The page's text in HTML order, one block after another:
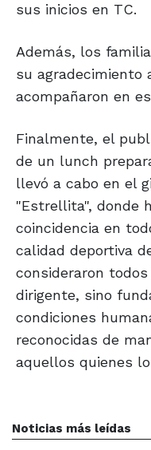
sus inicios en TC.
Además, los
su agradecimiento
acompañaron en
Finalmente, el
de un lunch
llevó a cabo en el
"Estrellita", donde
coincidencia en
calidad deportiva
consideraron
dirigente, sino
condiciones
reconocidas de
aquellos quienes
Noticias más leídas